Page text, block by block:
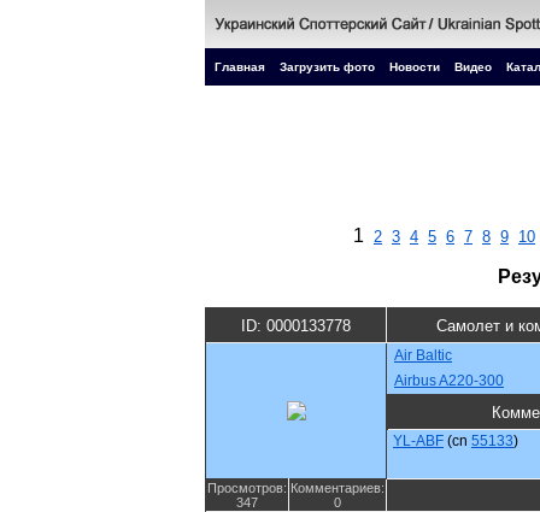
Главная Загрузить фото Новости Видео
1 2 3 4 5 6 7 8 9 10
ID: 0000133778 Самолет и
Air Baltic
Airbus A220-300
YL-ABF (cn 55133)
Просмотров:
347
Комментариев:
0